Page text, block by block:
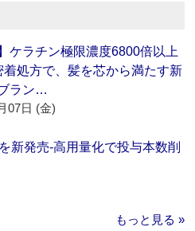
ケラチン極限濃度6800倍以上
着処方で、髪を芯から満たす新
ラン…
07日 (金)
新発売‐高用量化で投与本数削
もっと見る »